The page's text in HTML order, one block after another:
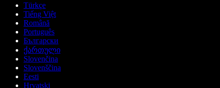
Türkçe
Tiếng Việt
Română
Português
Български
ქართული
Slovenčina
Slovenščina
Eesti
Hrvatski